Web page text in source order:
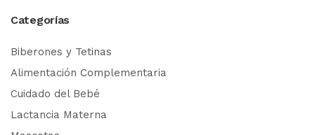
Categorías
Biberones y Tetinas
Alimentación Complementaria
Cuidado del Bebé
Lactancia Materna